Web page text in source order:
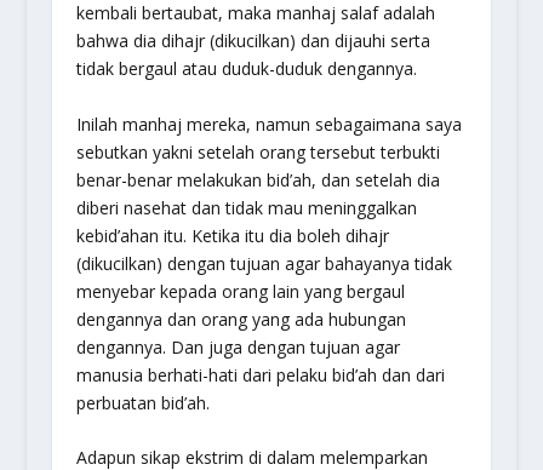
kembali bertaubat, maka manhaj salaf adalah
bahwa dia dihajr (dikucilkan) dan dijauhi serta
tidak bergaul atau duduk-duduk dengannya.
Inilah manhaj mereka, namun sebagaimana saya
sebutkan yakni setelah orang tersebut terbukti
benar-benar melakukan bid’ah, dan setelah dia
diberi nasehat dan tidak mau meninggalkan
kebid’ahan itu. Ketika itu dia boleh dihajr
(dikucilkan) dengan tujuan agar bahayanya tidak
menyebar kepada orang lain yang bergaul
dengannya dan orang yang ada hubungan
dengannya. Dan juga dengan tujuan agar
manusia berhati-hati dari pelaku bid’ah dan dari
perbuatan bid’ah.
Adapun sikap ekstrim di dalam melemparkan